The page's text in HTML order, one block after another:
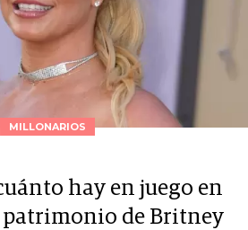
MILLONARIOS
hay en juego en
patrimonio de Britney